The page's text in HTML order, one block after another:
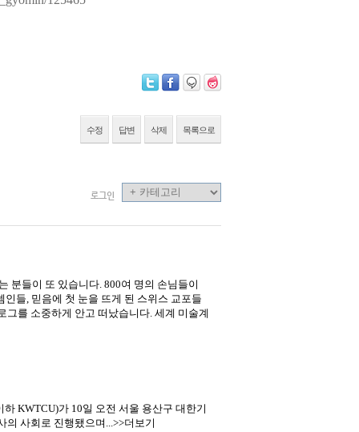
수정 답변 삭제 목록으로
로그인
분들이 또 있습니다. 800여 명의 손님들이
들, 믿음에 첫 눈을 뜨게 된 스위스 교포들
를 소중하게 안고 떠났습니다. 세계 미술계
KWTCU)가 10일 오전 서울 용산구 대한기
사회로 진행됐으며...>>더보기